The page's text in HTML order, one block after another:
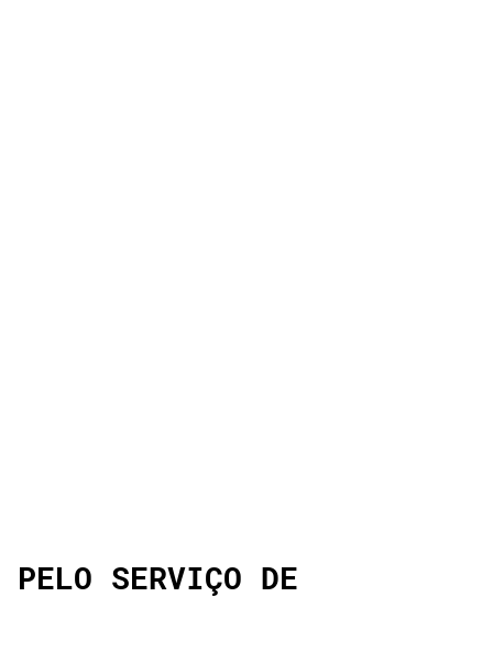
PELO SERVIÇO DE